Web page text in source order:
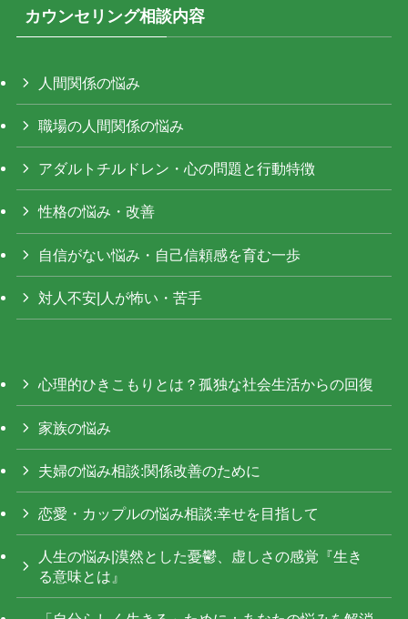
カウンセリング相談内容
人間関係の悩み
職場の人間関係の悩み
アダルトチルドレン・心の問題と行動特徴
性格の悩み・改善
自信がない悩み・自己信頼感を育む一歩
対人不安|人が怖い・苦手
心理的ひきこもりとは？孤独な社会生活からの回復
家族の悩み
夫婦の悩み相談:関係改善のために
恋愛・カップルの悩み相談:幸せを目指して
人生の悩み|漠然とした憂鬱、虚しさの感覚『生き
る意味とは』